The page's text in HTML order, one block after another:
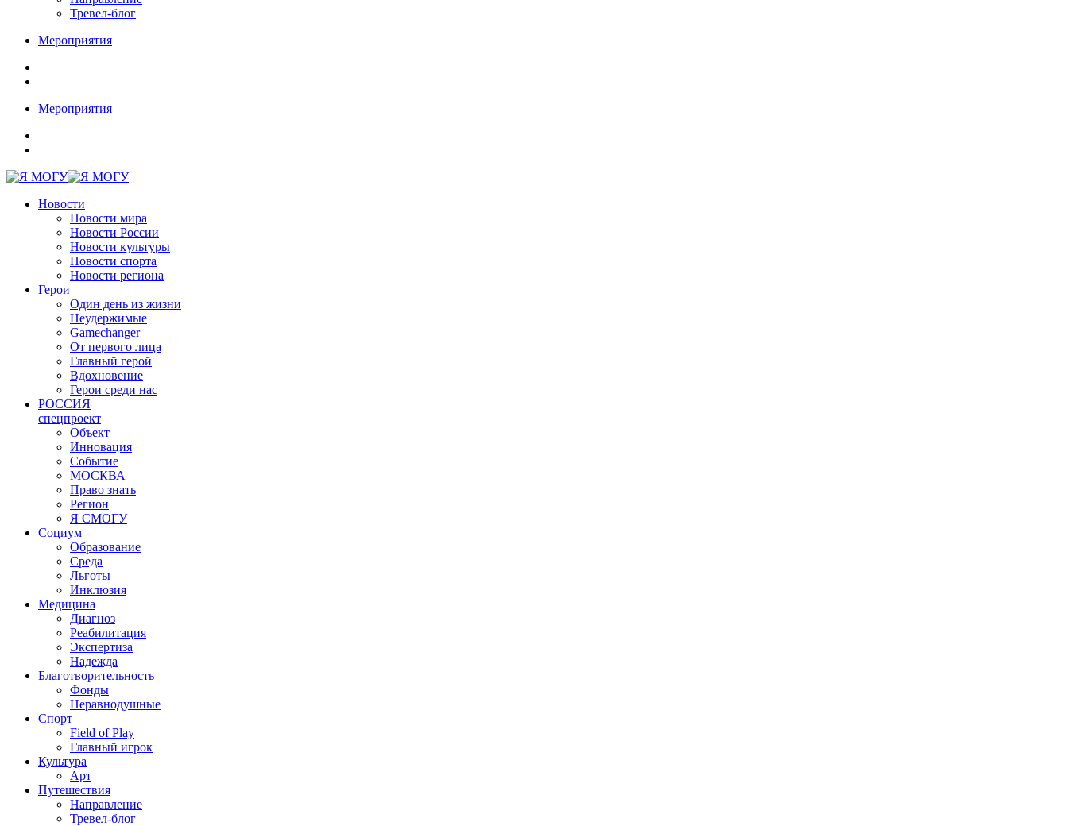
Тревел-блог
Мероприятия
Мероприятия
Новости
Новости мира
Новости России
Новости культуры
Новости спорта
Новости региона
Герои
Один день из жизни
Неудержимые
Gamechanger
От первого лица
Главный герой
Вдохновение
Герои среди нас
РОССИЯ
спецпроект
Объект
Инновация
Событие
МОСКВА
Право знать
Регион
Я СМОГУ
Социум
Образование
Среда
Льготы
Инклюзия
Медицина
Диагноз
Реабилитация
Экспертиза
Надежда
Благотворительность
Фонды
Неравнодушные
Спорт
Field of Play
Главный игрок
Культура
Арт
Путешествия
Направление
Тревел-блог